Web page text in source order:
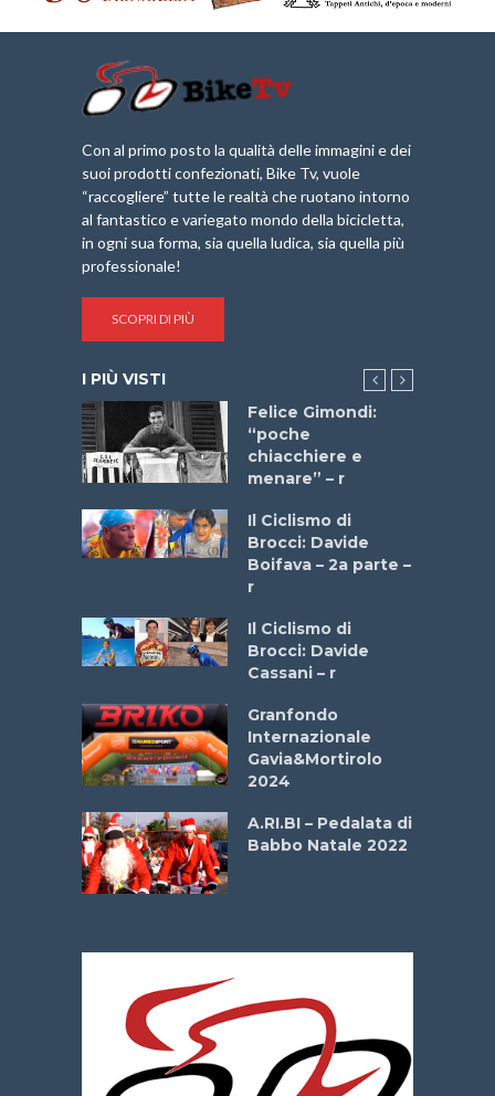
Con al primo posto la qualità delle immagini e dei
suoi prodotti confezionati, Bike Tv, vuole
“raccogliere” tutte le realtà che ruotano intorno
al fantastico e variegato mondo della bicicletta,
in ogni sua forma, sia quella ludica, sia quella più
professionale!
SCOPRI DI PIÙ
I PIÙ VISTI
Felice Gimondi:
“poche
chiacchiere e
menare” – r
Il Ciclismo di
Brocci: Davide
Boifava – 2a parte –
r
Il Ciclismo di
Brocci: Davide
Cassani – r
Granfondo
Internazionale
Gavia&Mortirolo
2024
A.RI.BI – Pedalata di
Babbo Natale 2022